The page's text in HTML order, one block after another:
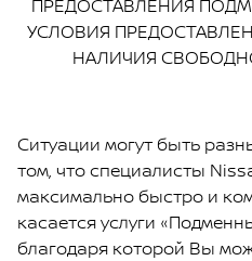
ПРЕДОСТАВЛЕНИЯ
УСЛОВИЯ
НАЛИЧИЯ
Ситуации могут быть
том, что специалисты
максимально быстро и
касается услуги
благодаря которой Вы